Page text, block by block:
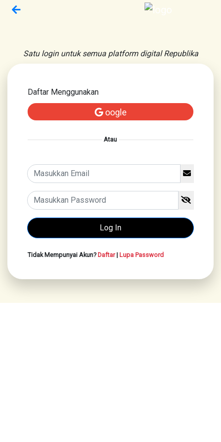
Satu login untuk semua platform digital Republika
Daftar Menggunakan
oogle
Atau
Tidak Mempunyai Akun?Daftar| Lupa Password